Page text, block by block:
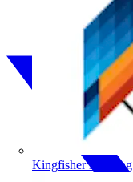
Kingfisher Lighting